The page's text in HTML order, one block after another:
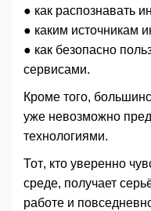
● как распознавать
● каким источникам
● как безопасно
сервисами.
Кроме того,
уже невозможно
технологиями.
Тот, кто уверенно
среде, получает
работе и